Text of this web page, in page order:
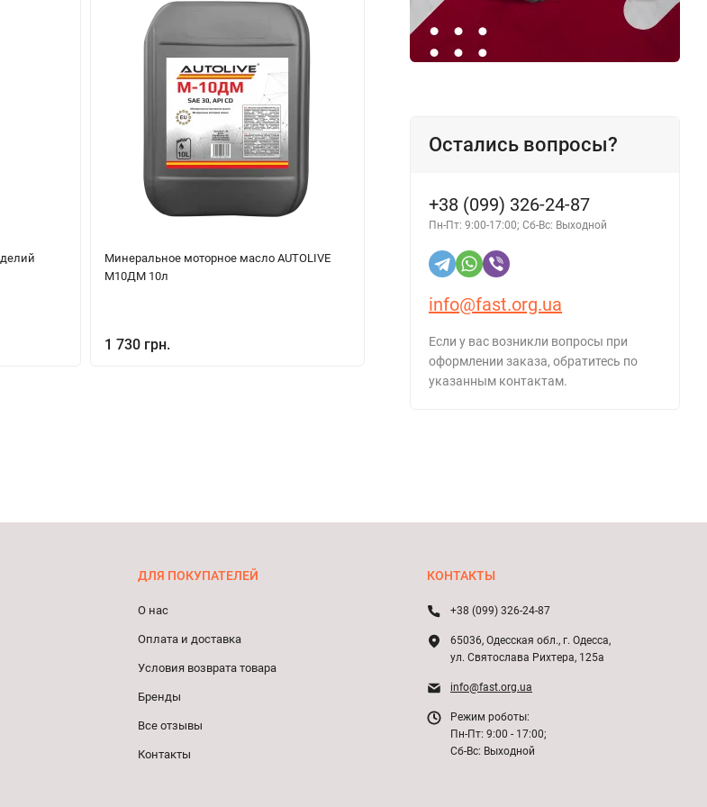
Минеральное моторное масло AUTOLIVE
М10ДМ 10л
1 730 грн.
Синтетическое моторное масло AUTOLIVE
Turbo 5W-40 5л
1 753 грн.
Остались вопросы?
+38 (099) 326-24-87
Пн-Пт: 9:00-17:00; Сб-Вс: Выходной
info@fast.org.ua
Если у вас возникли вопросы при
оформлении заказа, обратитесь по
указанным контактам.
ДЛЯ ПОКУПАТЕЛЕЙ
О нас
Оплата и доставка
Условия возврата товара
Бренды
Все отзывы
Контакты
КОНТАКТЫ
+38 (099) 326-24-87
65036, Одесская обл., г. Одесса,
ул. Святослава Рихтера, 125а
info@fast.org.ua
Режим роботы:
Пн-Пт: 9:00 - 17:00;
Сб-Вс: Выходной